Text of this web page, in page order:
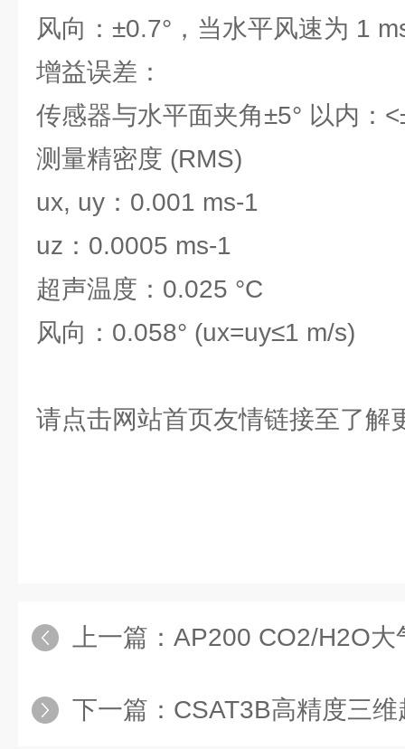
风向：±0.7°，当水平风速为 1
增益误差：
传感器与水平面夹角±5° 以内：
测量精密度 (RMS)
ux, uy：0.001 ms-1
uz：0.0005 ms-1
超声温度：0.025 °C
风向：0.058° (ux=uy≤1 m/s)
请点击网站首页友情链接至了解
上一篇： AP200 CO2/H2O大
下一篇： CSAT3B高精度三